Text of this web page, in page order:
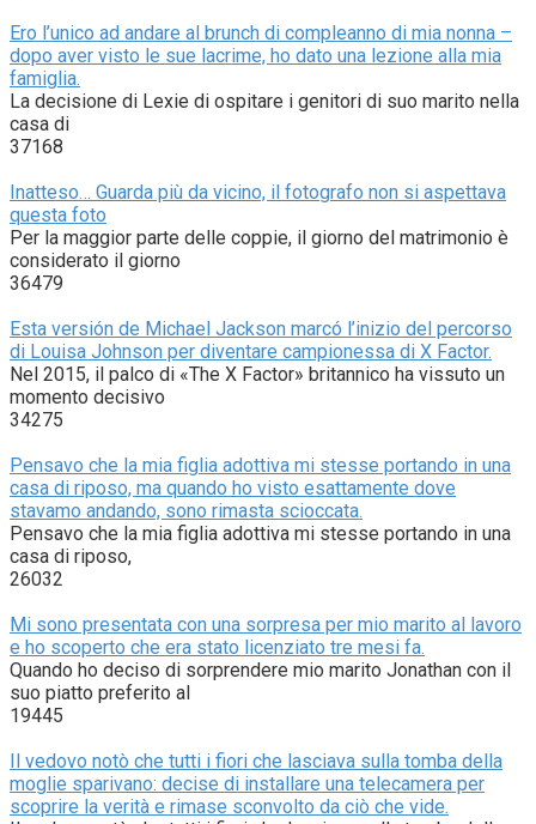
Ero l’unico ad andare al brunch di compleanno di mia nonna –
dopo aver visto le sue lacrime, ho dato una lezione alla mia
famiglia.
La decisione di Lexie di ospitare i genitori di suo marito nella
casa di
37168
Inatteso… Guarda più da vicino, il fotografo non si aspettava
questa foto
Per la maggior parte delle coppie, il giorno del matrimonio è
considerato il giorno
36479
Esta versión de Michael Jackson marcó l’inizio del percorso
di Louisa Johnson per diventare campionessa di X Factor.
Nel 2015, il palco di «The X Factor» britannico ha vissuto un
momento decisivo
34275
Pensavo che la mia figlia adottiva mi stesse portando in una
casa di riposo, ma quando ho visto esattamente dove
stavamo andando, sono rimasta scioccata.
Pensavo che la mia figlia adottiva mi stesse portando in una
casa di riposo,
26032
Mi sono presentata con una sorpresa per mio marito al lavoro
e ho scoperto che era stato licenziato tre mesi fa.
Quando ho deciso di sorprendere mio marito Jonathan con il
suo piatto preferito al
19445
Il vedovo notò che tutti i fiori che lasciava sulla tomba della
moglie sparivano: decise di installare una telecamera per
scoprire la verità e rimase sconvolto da ciò che vide.